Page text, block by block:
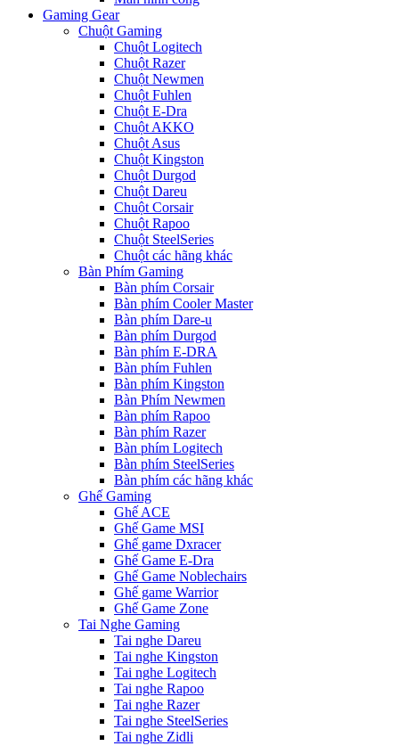
Gaming Gear
Chuột Gaming
Chuột Logitech
Chuột Razer
Chuột Newmen
Chuột Fuhlen
Chuột E-Dra
Chuột AKKO
Chuột Asus
Chuột Kingston
Chuột Durgod
Chuột Dareu
Chuột Corsair
Chuột Rapoo
Chuột SteelSeries
Chuột các hãng khác
Bàn Phím Gaming
Bàn phím Corsair
Bàn phím Cooler Master
Bàn phím Dare-u
Bàn phím Durgod
Bàn phím E-DRA
Bàn phím Fuhlen
Bàn phím Kingston
Bàn Phím Newmen
Bàn phím Rapoo
Bàn phím Razer
Bàn phím Logitech
Bàn phím SteelSeries
Bàn phím các hãng khác
Ghế Gaming
Ghế ACE
Ghế Game MSI
Ghế game Dxracer
Ghế Game E-Dra
Ghế Game Noblechairs
Ghế game Warrior
Ghế Game Zone
Tai Nghe Gaming
Tai nghe Dareu
Tai nghe Kingston
Tai nghe Logitech
Tai nghe Rapoo
Tai nghe Razer
Tai nghe SteelSeries
Tai nghe Zidli